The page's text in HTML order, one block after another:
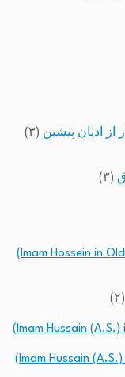
از ادیان پیشین (۳)
(۳)
(۲)